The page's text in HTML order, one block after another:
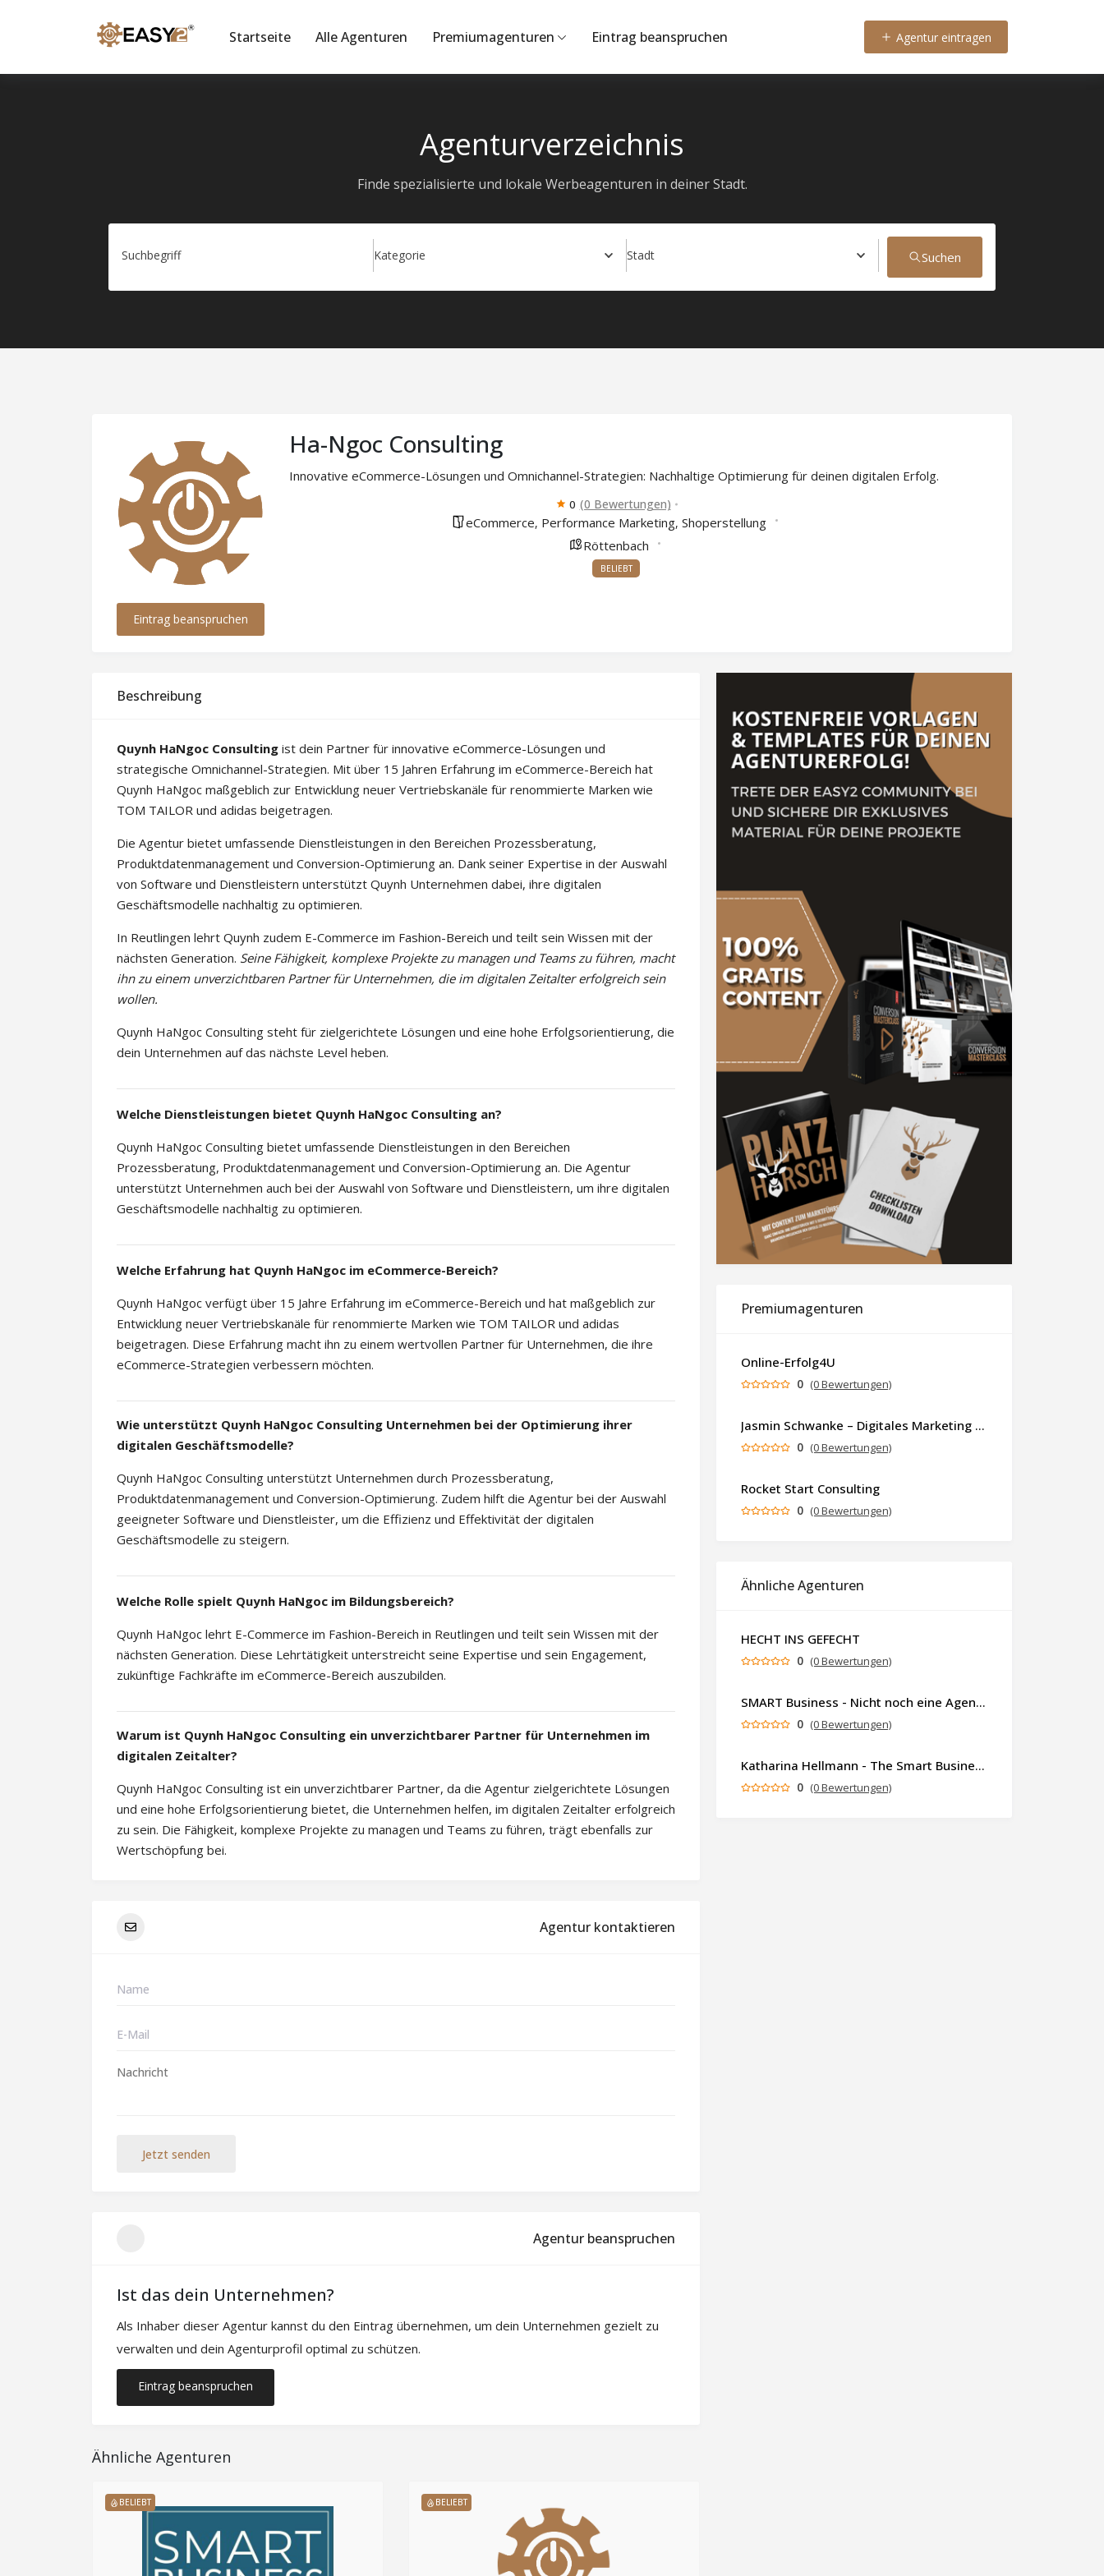
Startseite Alle Agenturen Premiumagenturen Eintrag beanspruchen Agentur eintragen
Agenturverzeichnis
Finde spezialisierte und lokale Werbeagenturen in deiner Stadt.
Suchbegriff Kategorie Stadt Suchen
Eintrag beanspruchen
Ha-Ngoc Consulting
Innovative eCommerce-Lösungen und Omnichannel-Strategien: Nachhaltige Optimierung für deinen digitalen Erfolg.
0 (0 Bewertungen)
eCommerce, Performance Marketing, Shoperstellung
Röttenbach
BELIEBT
Beschreibung
Quynh HaNgoc Consulting ist dein Partner für innovative eCommerce-Lösungen und
strategische Omnichannel-Strategien. Mit über 15 Jahren Erfahrung im eCommerce-Bereich hat
Quynh HaNgoc maßgeblich zur Entwicklung neuer Vertriebskanäle für renommierte Marken wie
TOM TAILOR und adidas beigetragen.
Die Agentur bietet umfassende Dienstleistungen in den Bereichen Prozessberatung,
Produktdatenmanagement und Conversion-Optimierung an. Dank seiner Expertise in der Auswahl
von Software und Dienstleistern unterstützt Quynh Unternehmen dabei, ihre digitalen
Geschäftsmodelle nachhaltig zu optimieren.
In Reutlingen lehrt Quynh zudem E-Commerce im Fashion-Bereich und teilt sein Wissen mit der
nächsten Generation. Seine Fähigkeit, komplexe Projekte zu managen und Teams zu führen, macht
ihn zu einem unverzichtbaren Partner für Unternehmen, die im digitalen Zeitalter erfolgreich sein
wollen.
Quynh HaNgoc Consulting steht für zielgerichtete Lösungen und eine hohe Erfolgsorientierung, die
dein Unternehmen auf das nächste Level heben.
Welche Dienstleistungen bietet Quynh HaNgoc Consulting an?
Quynh HaNgoc Consulting bietet umfassende Dienstleistungen in den Bereichen
Prozessberatung, Produktdatenmanagement und Conversion-Optimierung an. Die Agentur
unterstützt Unternehmen auch bei der Auswahl von Software und Dienstleistern, um ihre digitalen
Geschäftsmodelle nachhaltig zu optimieren.
Welche Erfahrung hat Quynh HaNgoc im eCommerce-Bereich?
Quynh HaNgoc verfügt über 15 Jahre Erfahrung im eCommerce-Bereich und hat maßgeblich zur
Entwicklung neuer Vertriebskanäle für renommierte Marken wie TOM TAILOR und adidas
beigetragen. Diese Erfahrung macht ihn zu einem wertvollen Partner für Unternehmen, die ihre
eCommerce-Strategien verbessern möchten.
Wie unterstützt Quynh HaNgoc Consulting Unternehmen bei der Optimierung ihrer
digitalen Geschäftsmodelle?
Quynh HaNgoc Consulting unterstützt Unternehmen durch Prozessberatung,
Produktdatenmanagement und Conversion-Optimierung. Zudem hilft die Agentur bei der Auswahl
geeigneter Software und Dienstleister, um die Effizienz und Effektivität der digitalen
Geschäftsmodelle zu steigern.
Welche Rolle spielt Quynh HaNgoc im Bildungsbereich?
Quynh HaNgoc lehrt E-Commerce im Fashion-Bereich in Reutlingen und teilt sein Wissen mit der
nächsten Generation. Diese Lehrtätigkeit unterstreicht seine Expertise und sein Engagement,
zukünftige Fachkräfte im eCommerce-Bereich auszubilden.
Warum ist Quynh HaNgoc Consulting ein unverzichtbarer Partner für Unternehmen im
digitalen Zeitalter?
Quynh HaNgoc Consulting ist ein unverzichtbarer Partner, da die Agentur zielgerichtete Lösungen
und eine hohe Erfolgsorientierung bietet, die Unternehmen helfen, im digitalen Zeitalter erfolgreich
zu sein. Die Fähigkeit, komplexe Projekte zu managen und Teams zu führen, trägt ebenfalls zur
Wertschöpfung bei.
Agentur kontaktieren
Jetzt senden
Agentur beanspruchen
Ist das dein Unternehmen?
Als Inhaber dieser Agentur kannst du den Eintrag übernehmen, um dein Unternehmen gezielt zu
verwalten und dein Agenturprofil optimal zu schützen.
Eintrag beanspruchen
Ähnliche Agenturen
BELIEBT BELIEBT
Premiumagenturen
Online-Erfolg4U
0 (0 Bewertungen)
Jasmin Schwanke – Digitales Marketing & KI-gestützte Contenterstellung
0 (0 Bewertungen)
Rocket Start Consulting
0 (0 Bewertungen)
Ähnliche Agenturen
HECHT INS GEFECHT
0 (0 Bewertungen)
SMART Business - Nicht noch eine Agentur. Sondern ein Partner, der dein Business als Ganzes denkt.
0 (0 Bewertungen)
Katharina Hellmann - The Smart Business Coach
0 (0 Bewertungen)